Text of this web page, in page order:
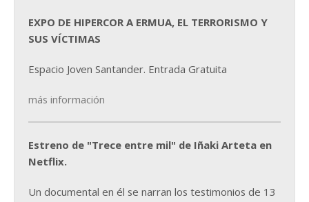
EXPO DE HIPERCOR A ERMUA, EL TERRORISMO Y
SUS VÍCTIMAS
Espacio Joven Santander. Entrada Gratuita
más información
Estreno de "Trece entre mil" de Iñaki Arteta en
Netflix.
Un documental en él se narran los testimonios de 13